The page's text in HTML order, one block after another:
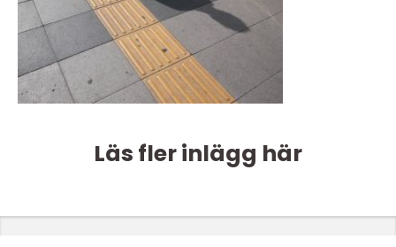
Läs fler inlägg här